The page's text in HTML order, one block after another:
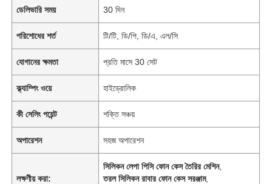
ডেলিভারি সময় 30 দিন
পরিশোধের শর্ত টি/টি, ডি/পি, ডি/এ, এল/সি
যোগানের ক্ষমতা প্রতি মাসে 30 সেট
ক্ল্যাম্পিং ওয়ে হাইড্রোলিক
কী সেলিং পয়েন্ট শক্তি সঞ্চয়
অপারেশন সহজ অপারেশন
লক্ষণীয় করা:
সিলিকন লেপা পিসি ফোন কেস তৈরির মেশিন,
তরল সিলিকন রাবার ফোন কেস সরঞ্জাম,